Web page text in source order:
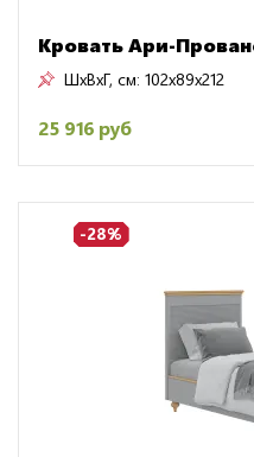
Кровать Ари-
ШxВxГ, см: 102x89x212
25 916 руб
-28%